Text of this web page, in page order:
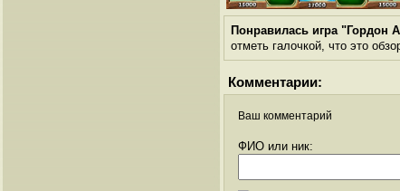
Понравилась игра "Гордон
отметь галочкой, что это
Комментарии:
Ваш комментарий
ФИО или ник: